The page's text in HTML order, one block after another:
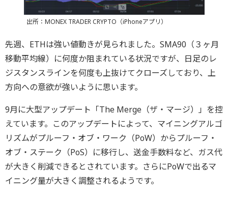
出所：MONEX TRADER CRYPTO（iPhoneアプリ）
先週、ETHは強い値動きが見られました。SMA90（３ヶ月
移動平均線）に何度か阻まれている状況ですが、日足のレ
ジスタンスラインを何度も上抜けてクローズしており、上
方向への意欲が強いように思います。
9月に大型アップデート「The Merge（ザ・マージ）」を控
えています。このアップデートによって、マイニングアルゴ
リズムがプルーフ・オブ・ワーク（PoW）からプルーフ・
オブ・ステーク（PoS）に移行し、送金手数料など、ガス代
が大きく削減できるとされています。さらにPoWで出るマ
イニング量が大きく調整されるようです。